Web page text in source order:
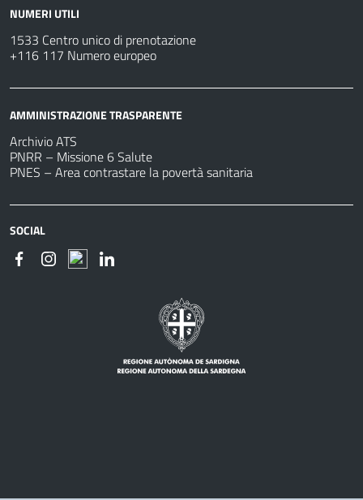
NUMERI UTILI
1533 Centro unico di prenotazione
+116 117 Numero europeo
AMMINISTRAZIONE TRASPARENTE
Archivio ATS
PNRR – Missione 6 Salute
PNES – Area contrastare la povertà sanitaria
SOCIAL